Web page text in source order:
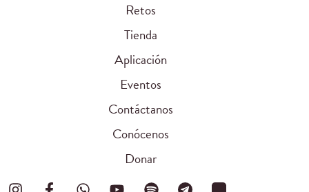
Retos
Tienda
Aplicación
Eventos
Contáctanos
Conócenos
Donar